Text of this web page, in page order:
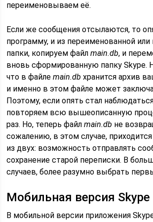
переименовываем её.
Если же сообщения отсылаются, то
программу, и из переименованной
папки, копируем файлmain.db, и
вновь сформированную папку Skype.
что в файлеmain.db хранится архив
и именно в этом файле может
Поэтому, если опять стал
повторяем всю вышеописанную
раз. Но, теперь файлmain.db не
сожалению, в этом случае,
из двух: возможность отправлять
сохранение старой переписки. В
случаев, более разумно выбрать
Мобильная версия Skype
В мобильной версии приложения